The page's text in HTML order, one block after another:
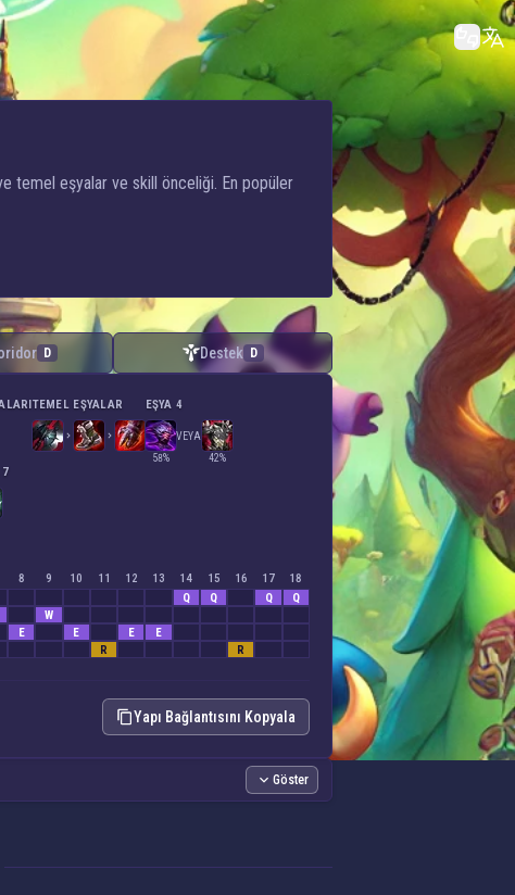
temel eşyalar ve skill önceliği. En popüler
D Destek D
TEMEL EŞYALAR EŞYA 4
58%
VEYA
42%
7
8 9 10 11 12 13 14 15 16 17
18
Q Q Q
Q
W
E E E
E
R R
Yapı Bağlantısını Kopyala
Göster